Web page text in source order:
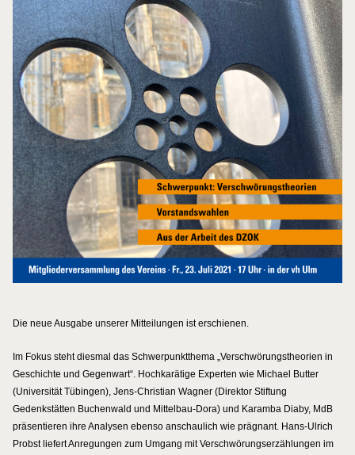
Die neue Ausgabe unserer Mitteilungen ist erschienen.
Im Fokus steht diesmal das Schwerpunktthema „Verschwörungstheorien in
Geschichte und Gegenwart“. Hochkarätige Experten wie Michael Butter
(Universität Tübingen), Jens-Christian Wagner (Direktor Stiftung
Gedenkstätten Buchenwald und Mittelbau-Dora) und Karamba Diaby, MdB
präsentieren ihre Analysen ebenso anschaulich wie prägnant. Hans-Ulrich
Probst liefert Anregungen zum Umgang mit Verschwörungserzählungen im